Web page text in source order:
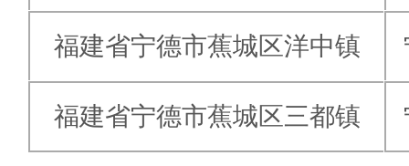
福建省宁德市蕉城区洋中镇
福建省宁德市蕉城区三都镇